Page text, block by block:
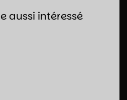
aussi intéressé